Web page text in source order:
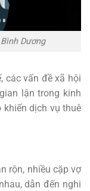
Dương
các vấn đề xã hội
lận trong kinh
dịch vụ thuê
rộn, nhiều cặp vợ
dẫn đến nghi